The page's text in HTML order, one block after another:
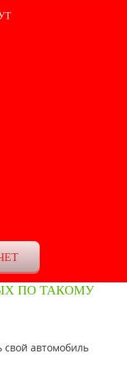
ПО ТАКОМУ
свой автомобиль